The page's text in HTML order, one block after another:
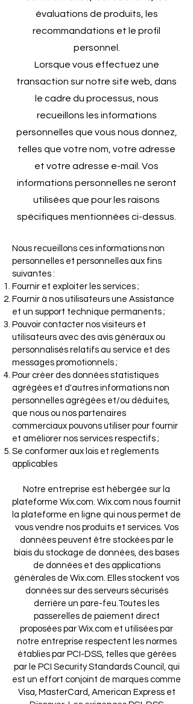
évaluations de produits, les
recommandations et le profil
personnel.
Lorsque vous effectuez une
transaction sur notre site web, dans
le cadre du processus, nous
recueillons les informations
personnelles que vous nous donnez,
telles que votre nom, votre adresse
et votre adresse e-mail. Vos
informations personnelles ne seront
utilisées que pour les raisons
spécifiques mentionnées ci-dessus.
Nous recueillons ces informations non
personnelles et personnelles aux fins
suivantes :
Fournir et exploiter les services ;
Fournir à nos utilisateurs une Assistance
et un support technique permanents ;
Pouvoir contacter nos visiteurs et
utilisateurs avec des avis généraux ou
personnalisés relatifs au service et des
messages promotionnels ;
Pour créer des données statistiques
agrégées et d'autres informations non
personnelles agrégées et/ou déduites,
que nous ou nos partenaires
commerciaux pouvons utiliser pour fournir
et améliorer nos services respectifs ;
Se conformer aux lois et règlements
applicables
Notre entreprise est hébergée sur la
plateforme Wix.com. Wix.com nous fournit
la plateforme en ligne qui nous permet de
vous vendre nos produits et services. Vos
données peuvent être stockées par le
biais du stockage de données, des bases
de données et des applications
générales de Wix.com. Elles stockent vos
données sur des serveurs sécurisés
derrière un pare-feu.Toutes les
passerelles de paiement direct
proposées par Wix.com et utilisées par
notre entreprise respectent les normes
établies par PCI-DSS, telles que gérées
par le PCI Security Standards Council, qui
est un effort conjoint de marques comme
Visa, MasterCard, American Express et